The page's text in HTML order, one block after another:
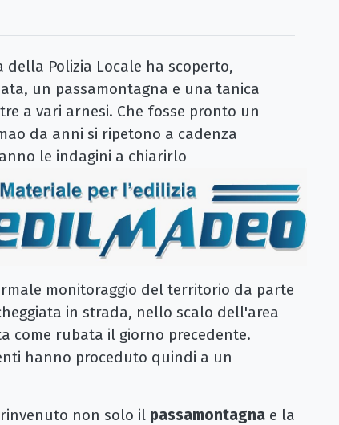
della Polizia Locale ha scoperto,
un passamontagna e una tanica
a vari arnesi. Che fosse pronto un
da anni si ripetono a cadenza
le indagini a chiarirlo
monitoraggio del territorio da parte
in strada, nello scalo dell'area
come rubata il giorno precedente.
hanno proceduto quindi a un
non solo il passamontagna e la